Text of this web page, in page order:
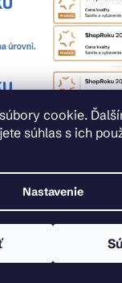
cookie.
súhlas s ich
Nastavenie